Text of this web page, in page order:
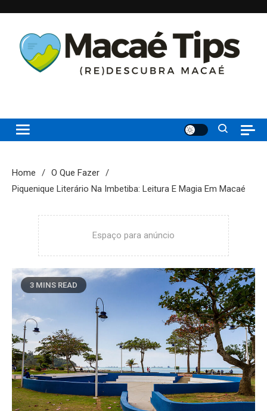
content
Princesinha do Atlântico
Home
O Que Fazer
Piquenique Literário Na Imbetiba: Leitura E Magia Em Macaé
Espaço para anúncio
3 MINS READ